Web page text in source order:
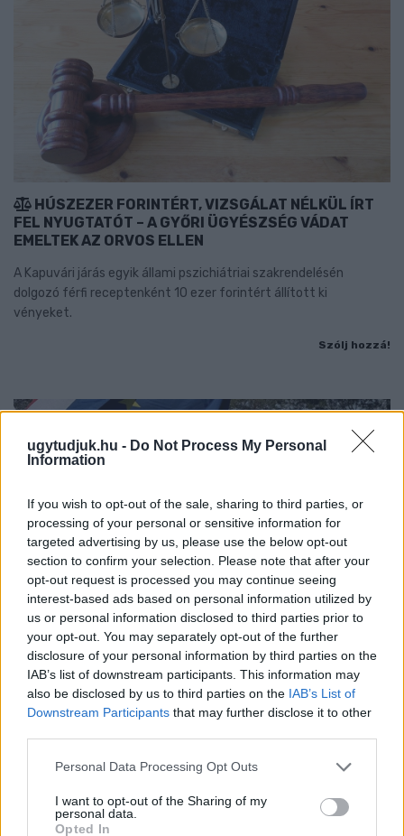
ugytudjuk.hu - Do Not Process My Personal
Information
If you wish to opt-out of the sale, sharing to third parties, or
processing of your personal or sensitive information for
targeted advertising by us, please use the below opt-out
section to confirm your selection. Please note that after your
opt-out request is processed you may continue seeing
interest-based ads based on personal information utilized by
us or personal information disclosed to third parties prior to
your opt-out. You may separately opt-out of the further
disclosure of your personal information by third parties on the
IAB’s list of downstream participants. This information may
also be disclosed by us to third parties on the IAB’s List of
Downstream Participants that may further disclose it to other
Please note that this website/app uses one or more Google
not limited to your visit or usage behaviour. You may click to
grant or deny consent to Google and its third-party tags to
Personal Data Processing Opt Outs
I want to opt-out of the Sharing of my
personal data.
Opted In
HÚSZEZER FORINTÉRT, VIZSGÁLAT NÉLKÜL ÍRT
FEL NYUGTATÓT – A GYŐRI ÜGYÉSZSÉG VÁDAT
EMELTEK AZ ORVOS ELLEN
A Kapuvári járás egyik állami pszichiátriai szakrendelésén
dolgozó férfi receptenként 10 ezer forintért állított ki
vényeket.
Szólj hozzá!
MEGSZÜNTETTÉK A NYOMOZÁST ABBAN A
FELJELENTÉSBEN, AMIT A TISZÁS ELŐVÁLASZTÁS
KAPCSÁN NÉMETH MARTIN TETT MEG
A politikus jelölt akkor úgy nyilatkozott, hogy szerinte választási
beavatkozás történt, amiben akár a Fidesznek is szerepe
Szólj hozzá!